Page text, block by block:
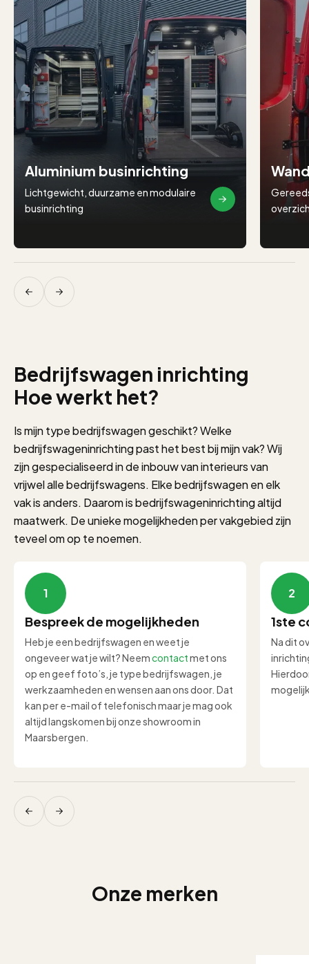
Aluminium businrichting
Lichtgewicht, duurzame en modulaire
businrichting
Bedrijfswagen inrichting
Hoe werkt het?
Is mijn type bedrijfswagen geschikt? Welke
bedrijfswageninrichting past het best bij mijn vak? Wij
zijn gespecialiseerd in de inbouw van interieurs van
vrijwel alle bedrijfswagens. Elke bedrijfswagen en elk
vak is anders. Daarom is bedrijfswageninrichting altijd
maatwerk. De unieke mogelijkheden per vakgebied zijn
teveel om op te noemen.
1
Bespreek de mogelijkheden
Heb je een bedrijfswagen en weet je
ongeveer wat je wilt? Neemcontactmet ons
op en geef foto’s, je type bedrijfswagen, je
werkzaamheden en wensen aan ons door. Dat
kan per e-mail of telefonisch maar je mag ook
altijd langskomen bij onze showroom in
Maarsbergen.
2
1ste
Na dit
Onze merken